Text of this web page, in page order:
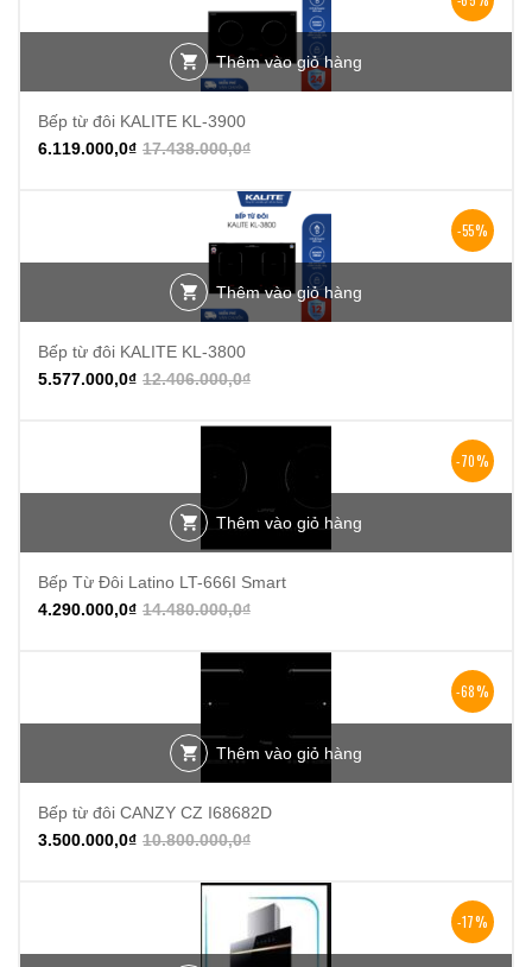
Thêm vào giỏ hàng
Bếp từ đôi KALITE KL-3900
17.438.000,0₫
6.119.000,0₫
-55%
Thêm vào giỏ hàng
Bếp từ đôi KALITE KL-3800
12.406.000,0₫
5.577.000,0₫
-70%
Thêm vào giỏ hàng
Bếp Từ Đôi Latino LT-666I Smart
14.480.000,0₫
4.290.000,0₫
-68%
Thêm vào giỏ hàng
Bếp từ đôi CANZY CZ I68682D
10.800.000,0₫
3.500.000,0₫
-17%